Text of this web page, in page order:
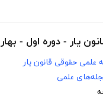
یار - دوره اول - بهار ۱۳۹۶
علمی حقوقی قانون یار
علمی